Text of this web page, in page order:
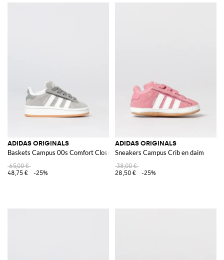
ADIDAS ORIGINALS
Baskets Campus 00s Comfort Closure en daim
65,00 €
48,75 €
-25%
ADIDAS ORIGINALS
Sneakers Campus Crib en daim
38,00 €
28,50 €
-25%